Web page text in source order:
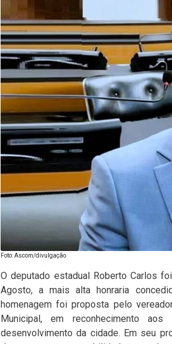
Foto: Ascom/divulgação
O deputado estadual Roberto Carlos
Agosto, a mais alta honraria
homenagem foi proposta pelo
Municipal, em reconhecimento
desenvolvimento da cidade. Em seu